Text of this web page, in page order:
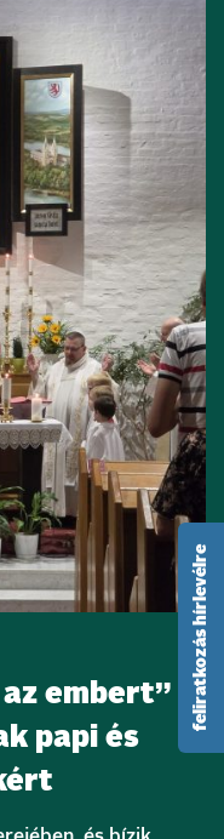
embert” –
papi és
feliratkozás hírlevélre